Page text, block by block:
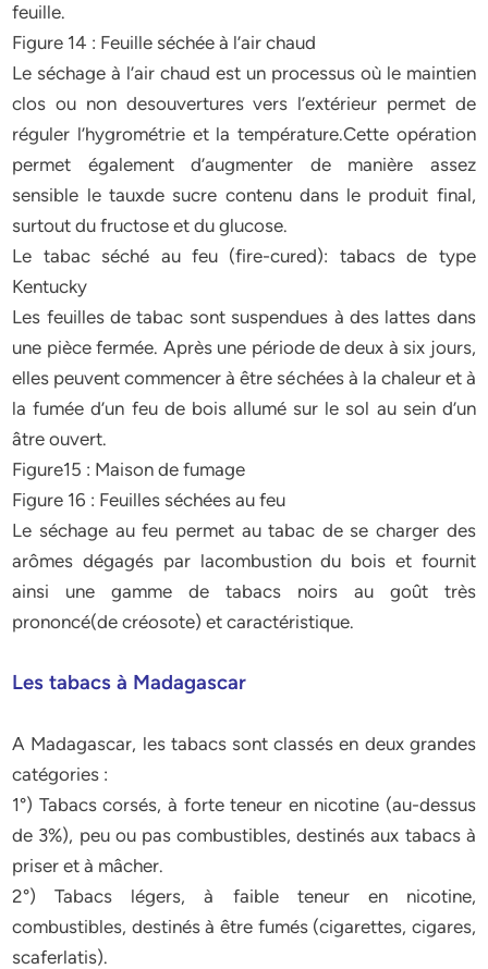
feuille.
Figure 14 : Feuille séchée à l’air chaud
Le séchage à l’air chaud est un processus où le maintien
clos ou non desouvertures vers l’extérieur permet de
réguler l’hygrométrie et la température.Cette opération
permet également d’augmenter de manière assez
sensible le tauxde sucre contenu dans le produit final,
surtout du fructose et du glucose.
Le tabac séché au feu (fire-cured): tabacs de type
Kentucky
Les feuilles de tabac sont suspendues à des lattes dans
une pièce fermée. Après une période de deux à six jours,
elles peuvent commencer à être séchées à la chaleur et à
la fumée d’un feu de bois allumé sur le sol au sein d’un
âtre ouvert.
Figure15 : Maison de fumage
Figure 16 : Feuilles séchées au feu
Le séchage au feu permet au tabac de se charger des
arômes dégagés par lacombustion du bois et fournit
ainsi une gamme de tabacs noirs au goût très
prononcé(de créosote) et caractéristique.
Les tabacs à Madagascar
A Madagascar, les tabacs sont classés en deux grandes
catégories :
1°) Tabacs corsés, à forte teneur en nicotine (au-dessus
de 3%), peu ou pas combustibles, destinés aux tabacs à
priser et à mâcher.
2°) Tabacs légers, à faible teneur en nicotine,
combustibles, destinés à être fumés (cigarettes, cigares,
scaferlatis).